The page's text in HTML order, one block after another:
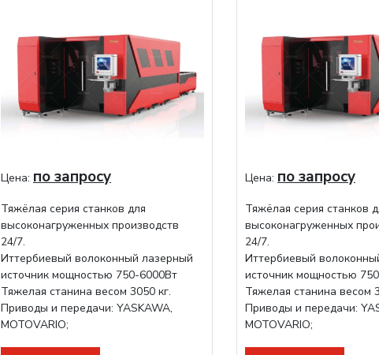
Цена: по запросу
Тяжёлая серия станков для
высоконагруженных производств
24/7.
Иттербиевый волоконный лазерный
источник мощностью 750-6000Вт
Тяжелая станина весом 3050 кг.
Приводы и передачи: YASKAWA,
MOTOVARIO;
Цена: по запросу
Тяжёлая серия станков
высоконагруженных
24/7.
Иттербиевый
источник мощностью
Тяжелая станина весом
Приводы и передачи:
MOTOVARIO;